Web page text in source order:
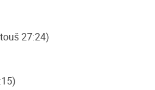
27:24)